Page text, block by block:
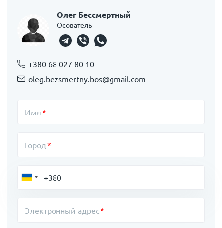
Олег Бессмертный
Осователь
+380 68 027 80 10
oleg.bezsmertny.bos@gmail.com
Имя
Город
Электронный адрес